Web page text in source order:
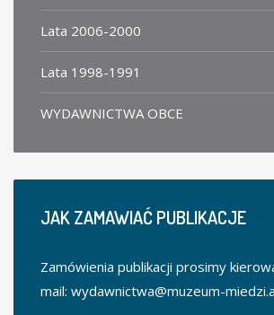
Lata 2006-2000
Lata 1998-1991
WYDAWNICTWA OBCE
JAKZAMAWIAĆ PUBLIKACJE
Zamówienia publikacji prosimy
mail: wydawnictwa@muzeum-